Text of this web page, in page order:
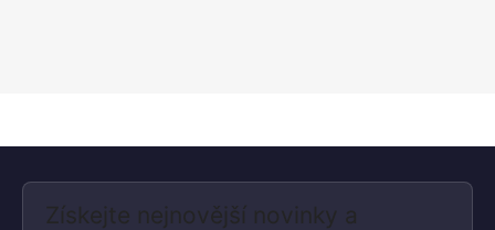
Získejte nejnovější novinky a